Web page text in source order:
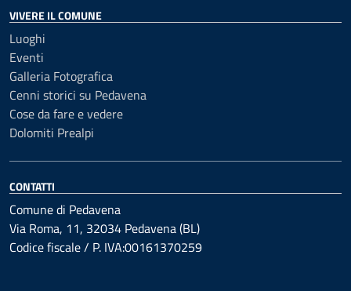
VIVERE IL COMUNE
Luoghi
Eventi
Galleria Fotografica
Cenni storici su Pedavena
Cose da fare e vedere
Dolomiti Prealpi
CONTATTI
Comune di Pedavena
Via Roma, 11, 32034 Pedavena (BL)
Codice fiscale / P. IVA:00161370259